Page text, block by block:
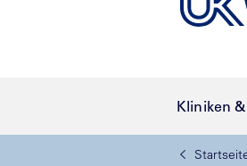
Kliniken